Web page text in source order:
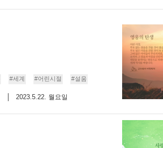
#세계 #어린시절 #설움
2023.5.22. 월요일